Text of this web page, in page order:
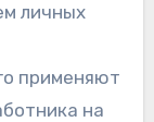
личных
применяют
на